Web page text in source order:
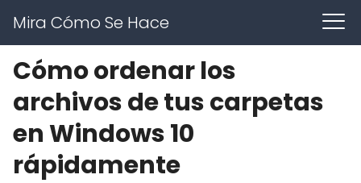
Mira Cómo Se Hace
Cómo ordenar los
archivos de tus carpetas
en Windows 10
rápidamente